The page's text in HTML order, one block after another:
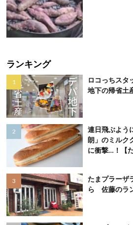
ランキング
ロコっちスタ
地下の帰省土
連日飛ぶよう
朗」のミルク
に衝撃…！【
たまプラーザ
ら 佐藤のラ